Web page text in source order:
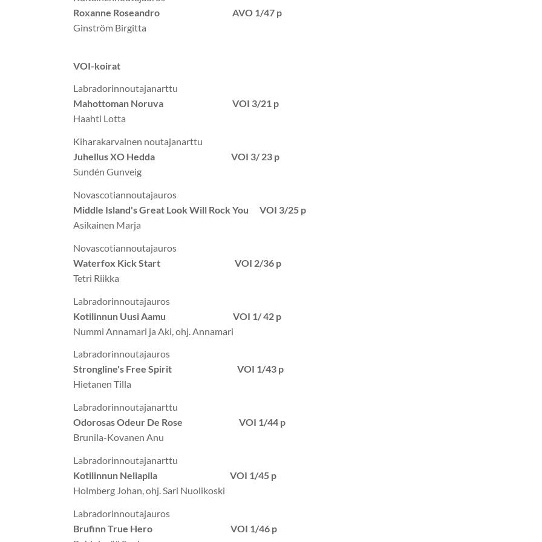
Roxanne Roseandro AVO 1/47 p
Ginström Birgitta
VOI-koirat
Labradorinnoutajanarttu
Mahottoman Noruva VOI 3/21 p
Haahti Lotta
Kiharakarvainen noutajanarttu
Juhellus XO Hedda VOI 3/ 23 p
Sundén Gunveig
Novascotiannoutajauros
Middle Island's Great Look Will Rock You VOI 3/25 p
Asikainen Marja
Novascotiannoutajauros
Waterfox Kick Start VOI 2/36 p
Tetri Riikka
Labradorinnoutajauros
Kotilinnun Uusi Aamu VOI 1/ 42 p
Nummi Annamari ja Aki, ohj. Annamari
Labradorinnoutajauros
Strongline's Free Spirit VOI 1/43 p
Hietanen Tilla
Labradorinnoutajanarttu
Odorosas Odeur De Rose VOI 1/44 p
Brunila-Kovanen Anu
Labradorinnoutajanarttu
Kotilinnun Neliapila VOI 1/45 p
Holmberg Johan, ohj. Sari Nuolikoski
Labradorinnoutajauros
Brufinn True Hero VOI 1/46 p